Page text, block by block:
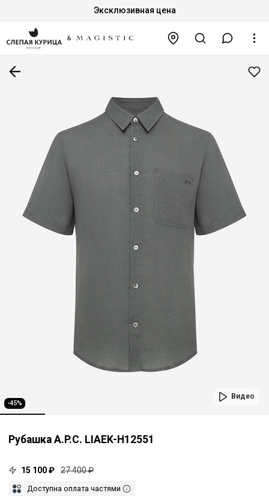
Эксклюзивная цена
-45%
Видео
Рубашка A.P.C. LIAEK-H12551
15 100 ₽ 27 400 ₽
Доступна оплата частями